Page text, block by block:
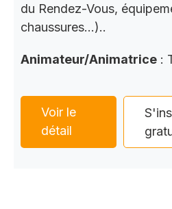
du Rendez-Vous,
chaussures…)..
Animateur/Animatrice :
Voir le
détail